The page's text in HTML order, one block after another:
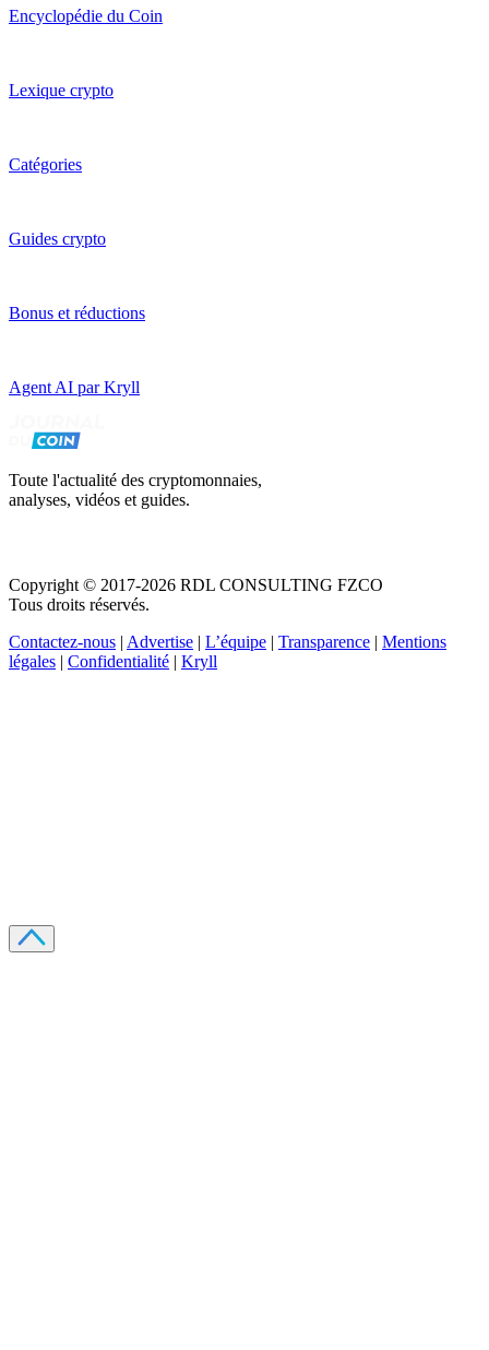
Encyclopédie du Coin
Lexique crypto
Catégories
Guides crypto
Bonus et réductions
Agent AI par Kryll
Toute l'actualité des cryptomonnaies,
analyses, vidéos et guides.
Copyright © 2017-2026 RDL CONSULTING FZCO
Tous droits réservés.
Contactez-nous | Advertise | L’équipe | Transparence | Mentions
légales | Confidentialité | Kryll